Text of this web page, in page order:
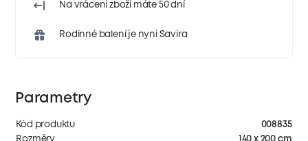
Na vrácení zboží máte 50 dní
Rodinné balení je nyní Savira
Parametry
Kód produktu
008835
Rozměry
140 x 200 cm